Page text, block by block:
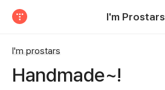
I'm Prostars
I'm prostars
Handmade~!